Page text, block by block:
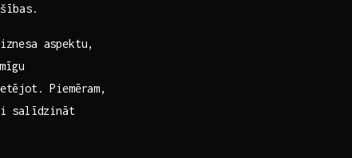
aspektu,
Piemēram,
salīdzināt